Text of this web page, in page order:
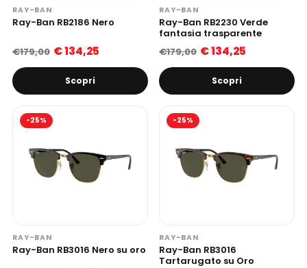
RAY-BAN
Ray-Ban RB2186 Nero
€179,00 € 134,25
Scopri
RAY-BAN
Ray-Ban RB2230 Verde
fantasia trasparente
€179,00 € 134,25
Scopri
-25%
RAY-BAN
Ray-Ban RB3016 Nero su oro
-25%
RAY-BAN
Ray-Ban RB3016
Tartarugato su Oro